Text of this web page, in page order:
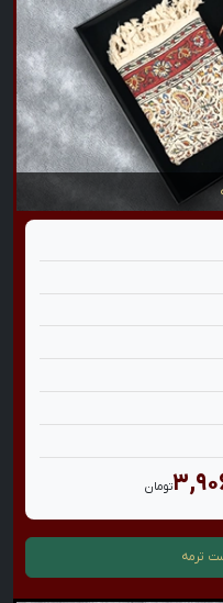
تومان
ترمه